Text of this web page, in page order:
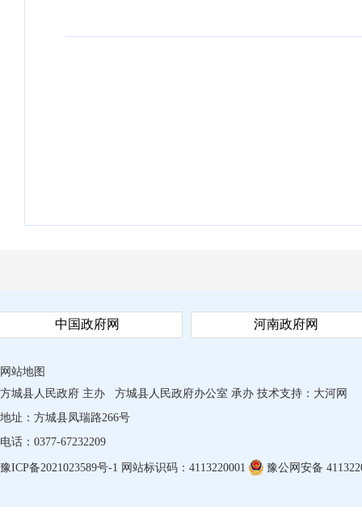
中国政府网 河南政府网
网站地图
方城县人民政府 主办
方城县人民政府办公室 承办 技术支持： 大河网
地址：方城县凤瑞路266号
电话：0377-67232209
豫ICP备2021023589号-1 网站标识码：4113220001 豫公网安备